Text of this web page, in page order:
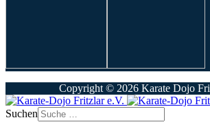
Copyright © 2026 Karate Dojo
Suchen